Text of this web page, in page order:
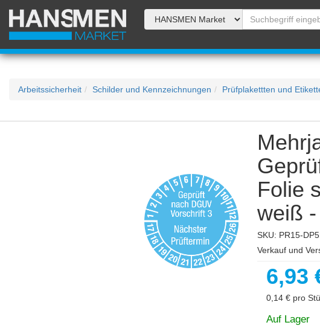
Arbeitssicherheit Schilder und Kennzeichnungen Prüfplakettten und
Folie
weiß
SKU: PR15-
Verkauf und
6,93
0,14 € pro
Auf Lager